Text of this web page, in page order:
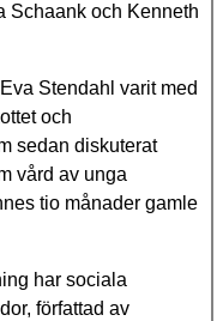
Schaank och Kenneth
Stendahl varit med
och
sedan diskuterat
vård av unga
tio månader gamle
har sociala
författad av